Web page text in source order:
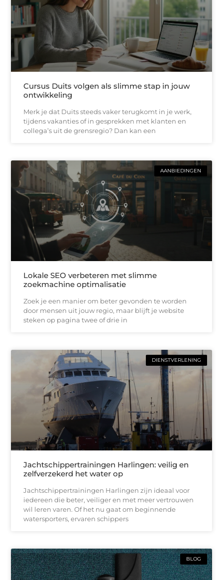
Cursus Duits volgen als slimme stap in jouw
ontwikkeling
Merk je dat Duits steeds vaker terugkomt in je werk,
tijdens vakanties of in gesprekken met klanten en
collega’s uit de grensregio? Dan kan een
AANBIEDINGEN
Lokale SEO verbeteren met slimme
zoekmachine optimalisatie
Zoek je een manier om beter gevonden te worden
door mensen uit jouw regio, maar blijft je website
steken op pagina twee of drie in
DIENSTVERLENING
Jachtschippertrainingen Harlingen: veilig en
zelfverzekerd het water op
Jachtschippertrainingen Harlingen zijn ideaal voor
iedereen die beter, veiliger en met meer vertrouwen
wil leren varen. Of het nu gaat om beginnende
watersporters, ervaren schippers
BLOG